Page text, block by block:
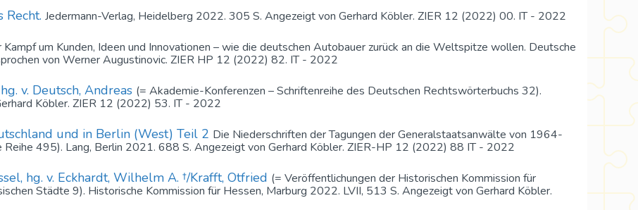
Recht. Jedermann-Verlag, Heidelberg 2022. 305 S. Angezeigt von Gerhard Köbler. ZIER 12 (2022) 00. IT - 2022
Kampf um Kunden, Ideen und Innovationen – wie die deutschen Autobauer zurück an die Weltspitze wollen. Deutsche
von Werner Augustinovic. ZIER HP 12 (2022) 82. IT - 2022
v. Deutsch, Andreas (= Akademie-Konferenzen – Schriftenreihe des Deutschen Rechtswörterbuchs 32).
Köbler. ZIER 12 (2022) 53. IT - 2022
und in Berlin (West) Teil 2 Die Niederschriften der Tagungen der Generalstaatsanwälte von 1964-
Reihe 495). Lang, Berlin 2021. 688 S. Angezeigt von Gerhard Köbler. ZIER-HP 12 (2022) 88 IT - 2022
hg. v. Eckhardt, Wilhelm A. †/Krafft, Otfried (= Veröffentlichungen der Historischen Kommission für
Städte 9). Historische Kommission für Hessen, Marburg 2022. LVII, 513 S. Angezeigt von Gerhard Köbler.